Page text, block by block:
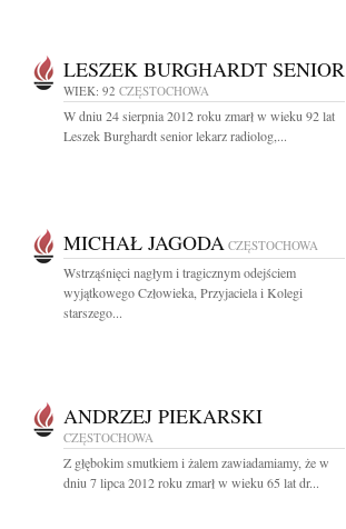
LESZEK BURGHARDT SENIOR
WIEK: 92 CZĘSTOCHOWA
W dniu 24 sierpnia 2012 roku zmarł w wieku 92 lat
Leszek Burghardt senior lekarz radiolog,...
MICHAŁ JAGODA CZĘSTOCHOWA
Wstrząśnięci nagłym i tragicznym odejściem
wyjątkowego Człowieka, Przyjaciela i Kolegi
starszego...
ANDRZEJ PIEKARSKI
CZĘSTOCHOWA
Z głębokim smutkiem i żalem zawiadamiamy, że w
dniu 7 lipca 2012 roku zmarł w wieku 65 lat dr...